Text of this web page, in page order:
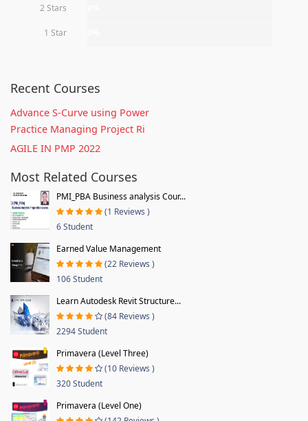
2 Stars
1 Star
Recent Courses
Advance S-Curve using Power
Practice Managing Project Ri
AGILE IN PMP 2022
Most Related Courses
PMI_PBA Business analysis Cour...
(1 Reviews )
6 Student
Earned Value Management
(22 Reviews )
106 Student
Learn Autodesk Revit Structure...
(84 Reviews )
2294 Student
Primavera (Level Three)
(10 Reviews )
320 Student
Primavera (Level One)